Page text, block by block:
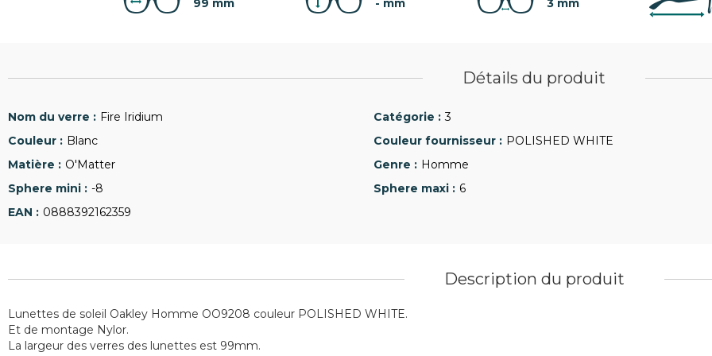
99 mm - mm 3 mm
Détails du produit
Fire Iridium
3
Blanc
POLISHED WHITE
O'Matter
Homme
-8
6
0888392162359
Description du produit
Lunettes de soleil Oakley Homme OO9208 couleur POLISHED WHITE.
Et de montage Nylor.
La largeur des verres des lunettes est 99mm.